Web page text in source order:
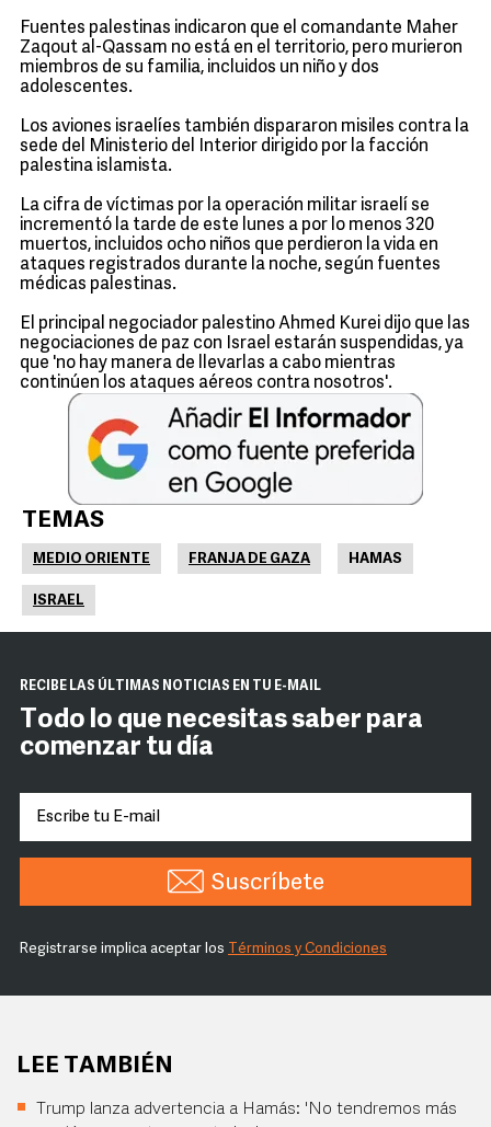
Fuentes palestinas indicaron que el comandante Maher
Zaqout al-Qassam no está en el territorio, pero murieron
miembros de su familia, incluidos un niño y dos
adolescentes.
Los aviones israelíes también dispararon misiles contra la
sede del Ministerio del Interior dirigido por la facción
palestina islamista.
La cifra de víctimas por la operación militar israelí se
incrementó la tarde de este lunes a por lo menos 320
muertos, incluidos ocho niños que perdieron la vida en
ataques registrados durante la noche, según fuentes
médicas palestinas.
El principal negociador palestino Ahmed Kurei dijo que las
negociaciones de paz con Israel estarán suspendidas, ya
que 'no hay manera de llevarlas a cabo mientras
continúen los ataques aéreos contra nosotros'.
TEMAS
MEDIO ORIENTE FRANJA DE GAZA HAMAS
ISRAEL
RECIBE LAS ÚLTIMAS NOTICIAS EN TU E-MAIL
Todo lo que necesitas saber para
comenzar tu día
Suscríbete
Registrarse implica aceptar los Términos y Condiciones
LEE TAMBIÉN
Trump lanza advertencia a Hamás: 'No tendremos más